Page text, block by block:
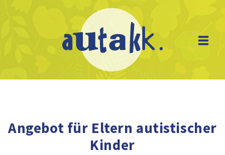
Angebot für Eltern autistischer
Kinder